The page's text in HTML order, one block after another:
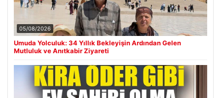
05/08/2026
Umuda Yolculuk: 34 Yıllık Bekleyişin Ardından Gelen
Mutluluk ve Anıtkabir Ziyareti